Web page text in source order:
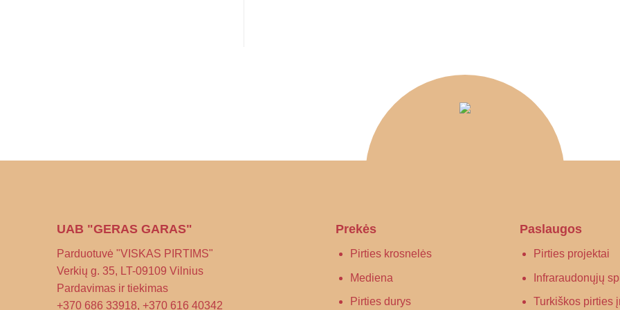
UAB "GERAS GARAS"
Parduotuvė "VISKAS PIRTIMS"
Verkių g. 35, LT-09109 Vilnius
Pardavimas ir tiekimas
+370 686 33918, +370 616 40342
Prekės
Pirties krosnelės
Mediena
Pirties durys
Paslaugos
Pirties projektai
Infraraudonųjų
Turkiškos pirties